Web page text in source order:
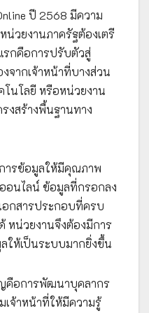
ปี 2568 มีความ
วยงานภาครัฐต้องเตรี
กคือการปรับตัวสู่
จากเจ้าหน้าที่บางส่วน
โนโลยี หรือหน่วยงาน
งสร้างพื้นฐานทาง
ารข้อมูลให้มีคุณภาพ
อนไลน์ ข้อมูลที่กรอกลง
อกสารประกอบที่ครบ
หน่วยงานจึงต้องมีการ
ให้เป็นระบบมากยิ่งขึ้น
คือการพัฒนาบุคลากร
จ้าหน้าที่ให้มีความรู้